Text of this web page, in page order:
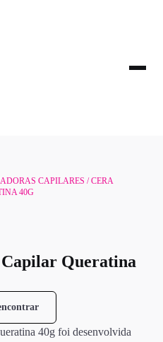
CAPILARES / CERA
40G
Queratina
40g foi desenvolvida